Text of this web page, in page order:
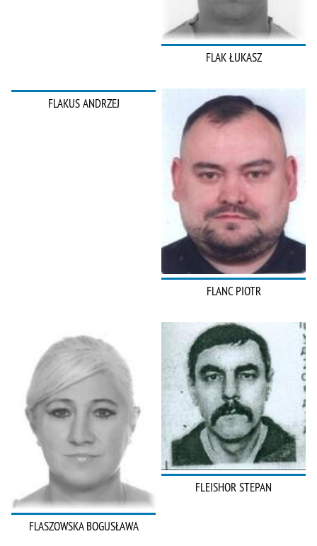
FLAK ŁUKASZ
FLAKUS ANDRZEJ
FLANC PIOTR
FLASZOWSKA BOGUSŁAWA
FLEISHOR STEPAN